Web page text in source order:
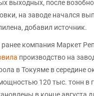
выходных, после
на заводе начался
добавил источник.
компания Маркет
производство на
в Токуяме в середине
120 тыс. тонн в